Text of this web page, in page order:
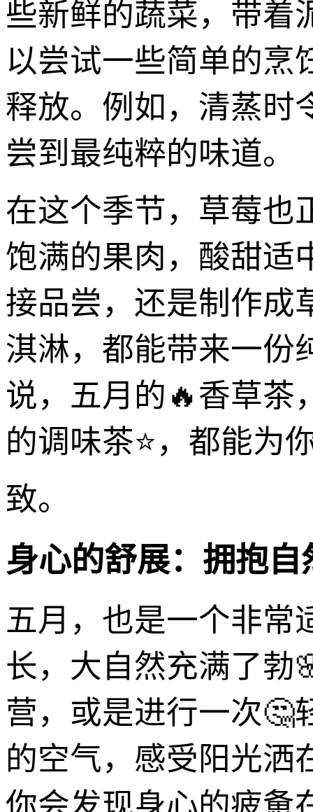
些新鲜的蔬菜，带着
以尝试一些简单的烹
释放。例如，清蒸时
尝到最纯粹的味道。
在这个季节，草莓也
饱满的果肉，酸甜适
接品尝，还是制作成
淇淋，都能带来一份
说，五月的🔥香草茶
的调味茶⭐，都能为
致。
身心的舒展：拥抱自
五月，也是一个非常
长，大自然充满了勃
营，或是进行一次🤔
的空气，感受阳光洒